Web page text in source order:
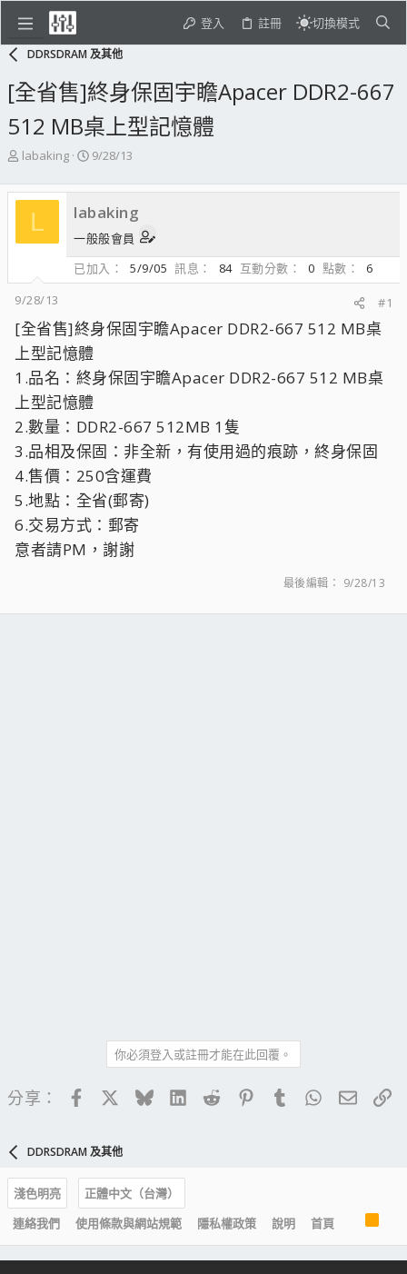
登入 註冊 切換模式
DDRSDRAM 及其他
[全省售]終身保固宇瞻Apacer DDR2-667
512 MB桌上型記憶體
主
發
起
人
labaking
開
日
期
9/28/13
L labaking
一般般會員
已加入
5/9/05 訊息 84 互動分數 0 點數
6
9/28/13
#1
[全省售]終身保固宇瞻Apacer DDR2-667 512 MB桌
上型記憶體
1.品名：終身保固宇瞻Apacer DDR2-667 512 MB桌
上型記憶體
2.數量：DDR2-667 512MB 1隻
3.品相及保固：非全新，有使用過的痕跡，終身保固
4.售價：250含運費
5.地點：全省(郵寄)
6.交易方式：郵寄
意者請PM，謝謝
最後編輯： 9/28/13
你必須登入或註冊才能在此回覆。
分享： FacebookBlueskyLinkedIn
Reddit PinterestTumblrWhatsApp
電子
DDRSDRAM 及其他
淺色明亮
正體中文（台灣）
連絡我們
使用條款與網站規範 隱私權政策 說明 首頁
S